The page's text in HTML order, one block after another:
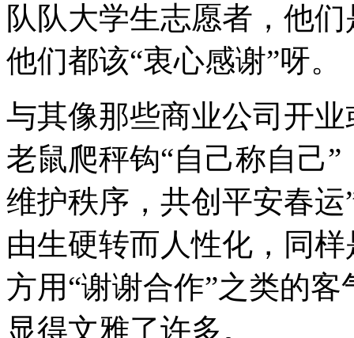
队队大学生志愿者，他
他们都该“衷心感谢”呀。
与其像那些商业公司开
老鼠爬秤钩“自己称自己
维护秩序，共创平安春
由生硬转而人性化，同
方用“谢谢合作”之类的
显得文雅了许多。